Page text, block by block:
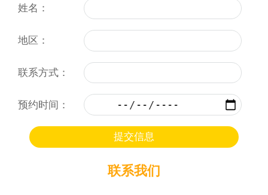
姓名：
地区：
联系方式：
预约时间：
联系我们